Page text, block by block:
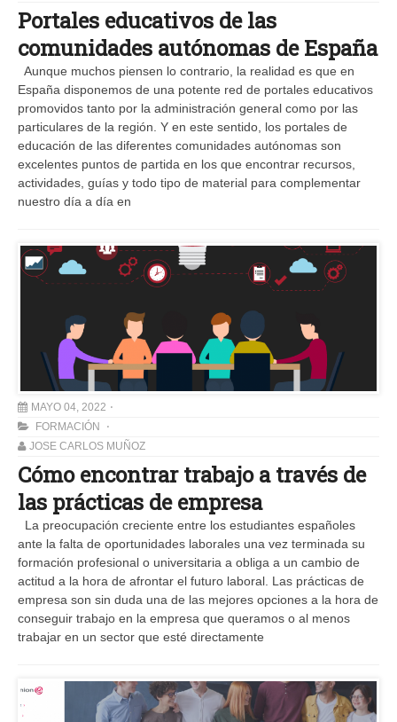
Portales educativos de las
comunidades autónomas de España
Aunque muchos piensen lo contrario, la realidad es que en
España disponemos de una potente red de portales educativos
promovidos tanto por la administración general como por las
particulares de la región. Y en este sentido, los portales de
educación de las diferentes comunidades autónomas son
excelentes puntos de partida en los que encontrar recursos,
actividades, guías y todo tipo de material para complementar
nuestro día a día en
MAYO 04, 2022
FORMACIÓN
JOSE CARLOS MUÑOZ
Cómo encontrar trabajo a través de
las prácticas de empresa
La preocupación creciente entre los estudiantes españoles
ante la falta de oportunidades laborales una vez terminada su
formación profesional o universitaria a obliga a un cambio de
actitud a la hora de afrontar el futuro laboral. Las prácticas de
empresa son sin duda una de las mejores opciones a la hora de
conseguir trabajo en la empresa que queramos o al menos
trabajar en un sector que esté directamente